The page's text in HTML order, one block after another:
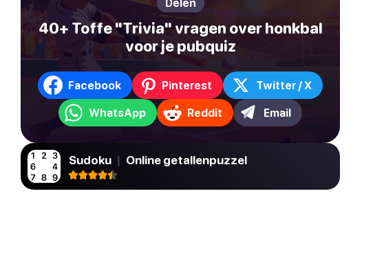
Delen
40+ Toffe "Trivia" vragen over honkbal
voor je pubquiz
Facebook Pinterest Twitter / X
WhatsApp Reddit Email
Sudoku | Online getallenpuzzel